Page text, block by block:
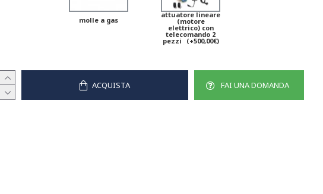
molle a gas
attuatore lineare
(motore
elettrico) con
telecomando 2
pezzi (+500,00€)
ACQUISTA FAI UNA DOMANDA